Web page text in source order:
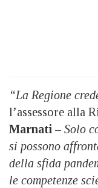
“La Regione
l’assessore alla
Marnati – Solo
si possono
della sfida
le competenze